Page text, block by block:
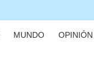
MUNDO